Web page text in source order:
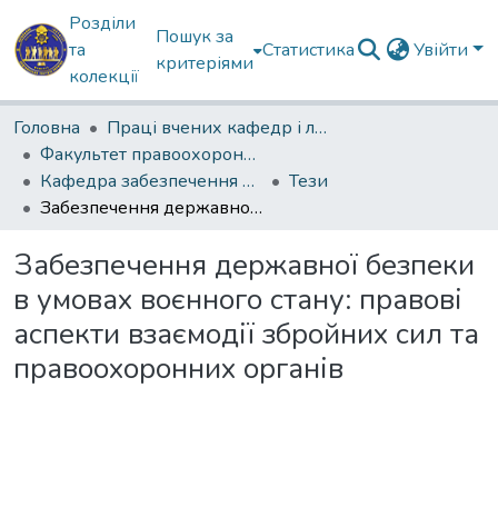
Розділи
та
колекції
Пошук за
критеріями
Статистика Увійти
Головна
Праці вчених кафедр і лабораторій
Факультет правоохоронної діяльності
Кафедра забезпечення державної безпеки
Тези
Забезпечення державної безпеки в умовах воєнного стану: правові аспекти взаємодії збройних сил та правоохоронних органів
Забезпечення державної безпеки
в умовах воєнного стану: правові
аспекти взаємодії збройних сил та
правоохоронних органів